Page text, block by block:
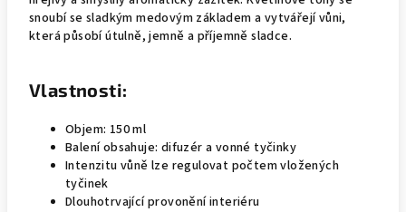
snoubí se sladkým medovým základem a vytvářejí vůni,
která působí útulně, jemně a příjemně sladce.
Vlastnosti:
Objem: 150 ml
Balení obsahuje: difuzér a vonné tyčinky
Intenzitu vůně lze regulovat počtem vložených
tyčinek
Dlouhotrvající provonění interiéru